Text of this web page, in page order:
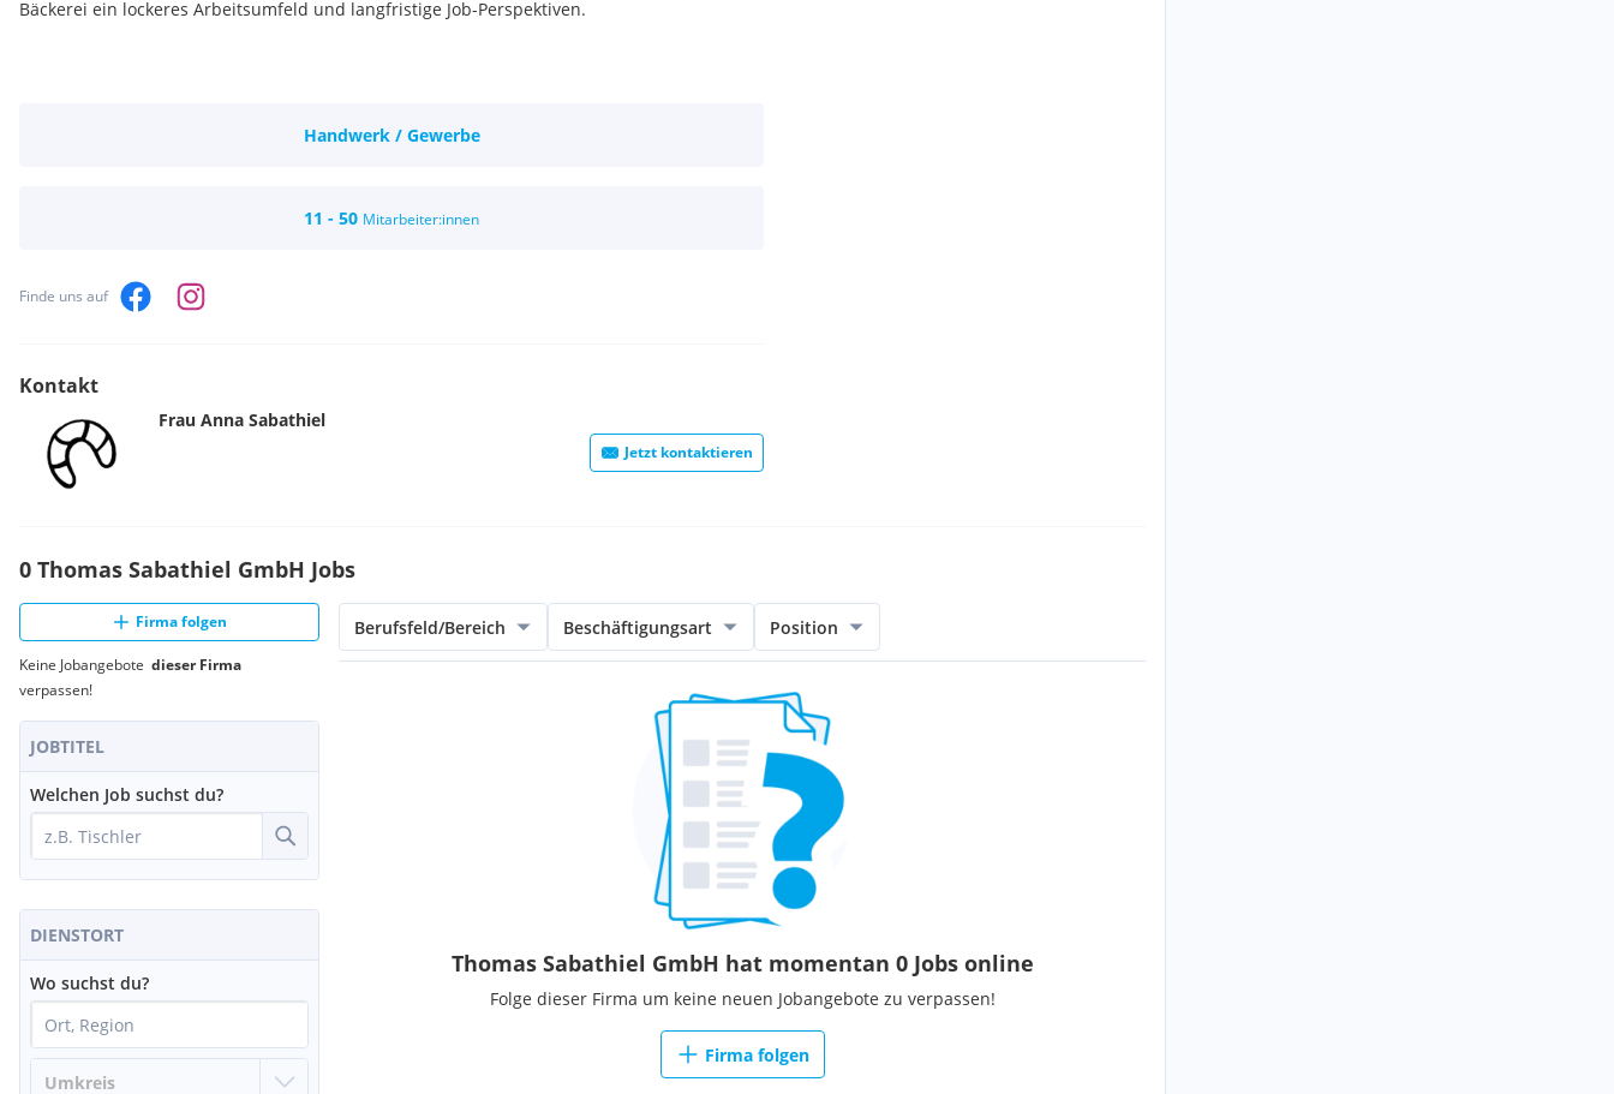
Bäckerei ein lockeres Arbeitsumfeld und langfristige Job-Perspektiven.
Handwerk / Gewerbe
11 - 50 Mitarbeiter:innen
Finde uns auf
Kontakt
Frau Anna Sabathiel
Jetzt kontaktieren
0 Thomas Sabathiel GmbH Jobs
Firma folgen
Keine Jobangebote dieser Firma
verpassen!
JOBTITEL
Welchen Job suchst du?
DIENSTORT
Wo suchst du?
Berufsfeld/Bereich Beschäftigungsart Position
Thomas Sabathiel GmbH hat momentan 0 Jobs online
Folge dieser Firma um keine neuen Jobangebote zu verpassen!
Firma folgen